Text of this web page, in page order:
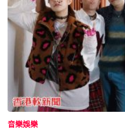
音樂娛樂